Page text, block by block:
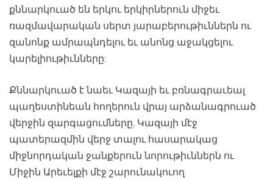
քննարկուած են երկու երկիրներուն միջեւ
ռազմավարական սերտ յարաբերութիւններն ու
զանոնք ամրապնդելու եւ անոնց աջակցելու
կարելիութիւնները:
Քննարկուած է նաեւ Կազայի եւ բռնագրաւեալ
պաղեստինեան հողերուն վրայ արձանագրուած
վերջին զարգացումները, Կազայի մէջ
պատերազմին վերջ տալու հասարակաց
միջնորդական ջանքերուն նորութիւններն ու
Միջին Արեւելքի մէջ շարունակուող